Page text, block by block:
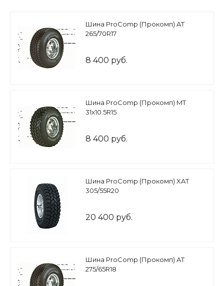
Шина ProComp (Прокомп) AT
265/70R17
8 400 руб.
Шина ProComp (Прокомп) MT
31x10.5R15
8 400 руб.
Шина ProComp (Прокомп) XAT
305/55R20
20 400 руб.
Шина ProComp (Прокомп) AT
275/65R18